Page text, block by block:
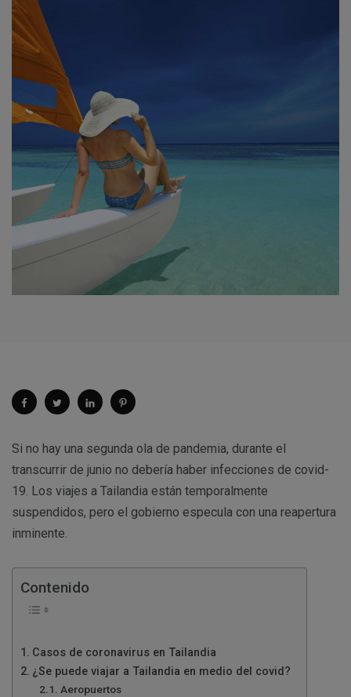
Si no hay una segunda ola de pandemia, durante el
transcurrir de junio no debería haber infecciones de covid-
19. Los viajes a Tailandia están temporalmente
suspendidos, pero el gobierno especula con una reapertura
inminente.
Contenido
Casos de coronavirus en Tailandia
¿Se puede viajar a Tailandia en medio del covid?
Aeropuertos